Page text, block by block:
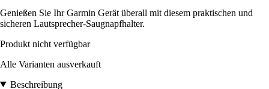
Genießen Sie Ihr Garmin Gerät überall mit diesem praktischen und
sicheren Lautsprecher-Saugnapfhalter.
Produkt nicht verfügbar
Alle Varianten ausverkauft
Beschreibung